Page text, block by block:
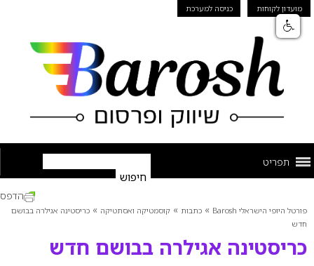
מועדון לקוחות כניסה למערכת
תפריט
פורטל היופי הישראלי Barosh » כתבות » קוסמטיקה ואסתטיקה » כריסטינה אגילרה בבושם
חדש
כריסטינה אגילרה בבושם חדש
הדפס